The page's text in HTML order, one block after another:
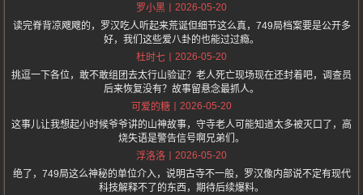
罗小黑
2026-05-20
读完脊背凉飕飕的，罗汉吃人听起来荒诞但细节这么真，749局档案要是公开多
好，我们这些爱八卦的也能过过瘾。
杜时七
2026-05-20
挑逗一下各位，敢不敢组团去太行山验证？老人死亡现场现在还封着吧，调查员
后来恢复没有？故事留悬念最抓人。
可爱的糖
2026-05-20
这事儿让我想起小时候爷爷讲的山神故事，守寺老人可能知道太多被灭口了，高
烧失语是警告信号啊兄弟们。
浮洛洛
2026-05-20
绝了，749局这么神秘的单位介入，说明古寺不一般，罗汉像内部说不定有现代
科技解释不了的东西，期待后续爆料。